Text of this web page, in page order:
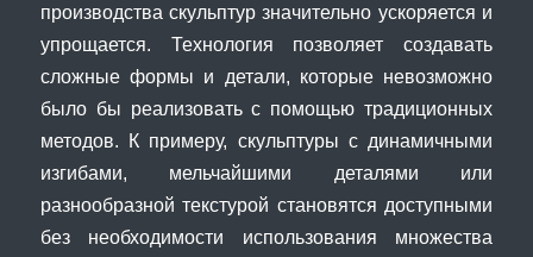
производства скульптур значительно ускоряется и
упрощается. Технология позволяет создавать
сложные формы и детали, которые невозможно
было бы реализовать с помощью традиционных
методов. К примеру, скульптуры с динамичными
изгибами, мельчайшими деталями или
разнообразной текстурой становятся доступными
без необходимости использования множества